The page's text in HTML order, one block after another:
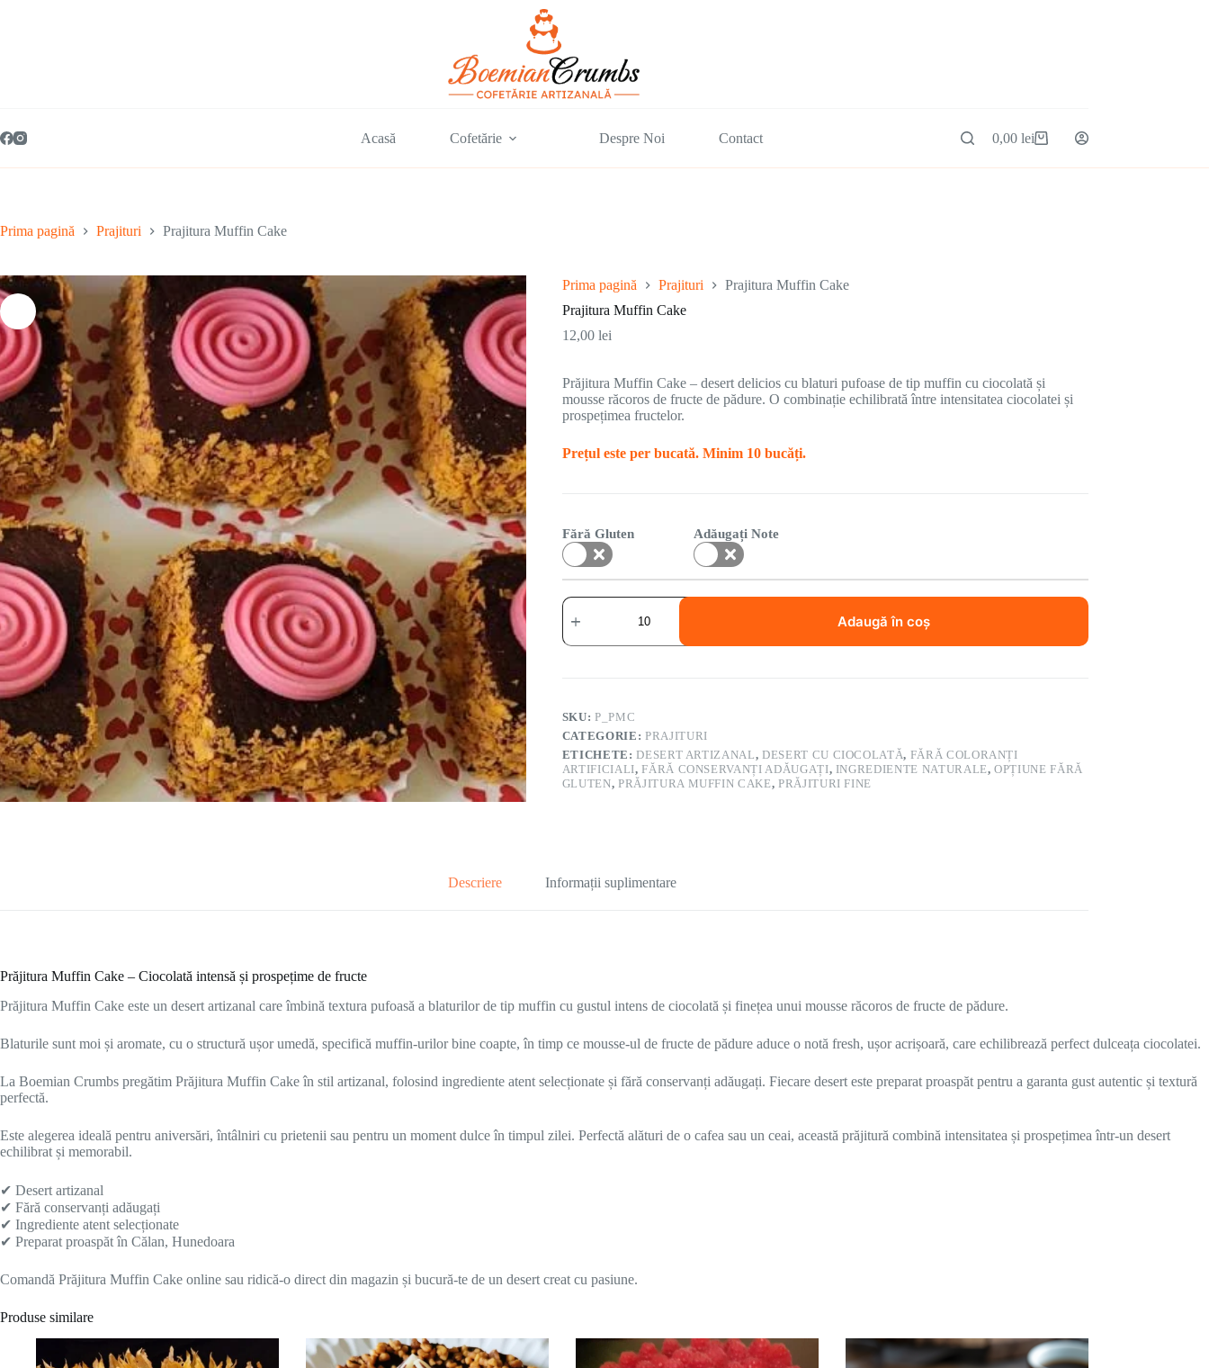
Acasă Cofetărie Despre Noi Contact 0,00 lei
Prima pagină Prajituri Prajitura Muffin Cake
Prima pagină Prajituri
Prajitura Muffin Cake
Prajitura Muffin Cake
12,00 lei
Prăjitura Muffin Cake – desert delicios cu blaturi pufoase de tip muffin cu ciocolată și
mousse răcoros de fructe de pădure. O combinație echilibrată între intensitatea ciocolatei și
prospețimea fructelor.
Prețul este per bucată. Minim 10 bucăți.
Fără Gluten Adăugați Note
Adaugă în coș
SKU:P_PMC
CATEGORIE: PRAJITURI
ETICHETE:DESERT ARTIZANAL,DESERT CU CIOCOLATĂ, FĂRĂ COLORANȚI
ARTIFICIALI,FĂRĂ CONSERVANȚI ADĂUGAȚI, INGREDIENTE NATURALE,OPȚIUNE FĂRĂ
GLUTEN,PRĂJITURA MUFFIN CAKE, PRĂJITURI FINE
Descriere Informații suplimentare
Prăjitura Muffin Cake – Ciocolată intensă și prospețime de fructe
Prăjitura Muffin Cake este un desert artizanal care îmbină textura pufoasă a blaturilor de tip muffin cu gustul intens de ciocolată și finețea unui mousse răcoros de fructe de pădure.
Blaturile sunt moi și aromate, cu o structură ușor umedă, specifică muffin-urilor bine coapte, în timp ce mousse-ul de fructe de pădure aduce o notă fresh, ușor acrișoară, care echilibrează perfect dulceața ciocolatei.
La Boemian Crumbs pregătim Prăjitura Muffin Cake în stil artizanal, folosind ingrediente atent selecționate și fără conservanți adăugați. Fiecare desert este preparat proaspăt pentru a garanta gust autentic și textură
perfectă.
Este alegerea ideală pentru aniversări, întâlniri cu prietenii sau pentru un moment dulce în timpul zilei. Perfectă alături de o cafea sau un ceai, această prăjitură combină intensitatea și prospețimea într-un desert
echilibrat și memorabil.
✔ Desert artizanal
✔ Fără conservanți adăugați
✔ Ingrediente atent selecționate
✔ Preparat proaspăt în Călan, Hunedoara
Comandă Prăjitura Muffin Cake online sau ridică-o direct din magazin și bucură-te de un desert creat cu pasiune.
Produse similare